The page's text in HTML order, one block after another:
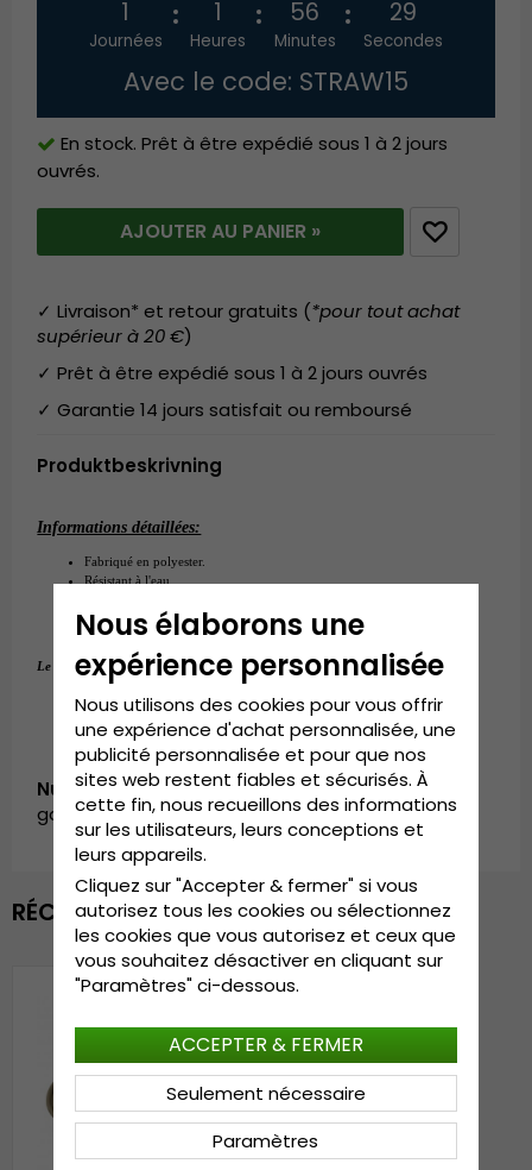
1
Journées
1
Heures
56
Minutes
28
Secondes
Avec le code: STRAW15
En stock. Prêt à être expédié sous 1 à 2 jours
ouvrés.
AJOUTER AU PANIER »
✓ Livraison* et retour gratuits (*pour tout achat
supérieur à 20 €)
✓ Prêt à être expédié sous 1 à 2 jours ouvrés
✓ Garantie 14 jours satisfait ou remboursé
Produktbeskrivning
Informations détaillées:
Fabriqué en polyester.
Résistant à l'eau.
Fabriqué en Chine.
Le guide des tailles: 55 cm - 59 cm (ONE SIZE)
Numéro d’article:
garda.SH0514113.3.jotun.green
RÉCEMMENT VU
Nous élaborons une
expérience personnalisée
Nous utilisons des cookies pour vous offrir
une expérience d'achat personnalisée, une
publicité personnalisée et pour que nos
sites web restent fiables et sécurisés. À
cette fin, nous recueillons des informations
sur les utilisateurs, leurs conceptions et
leurs appareils.
Cliquez sur "Accepter & fermer" si vous
autorisez tous les cookies ou sélectionnez
les cookies que vous autorisez et ceux que
vous souhaitez désactiver en cliquant sur
"Paramètres" ci-dessous.
Paramètres
Seulement nécessaire
ACCEPTER & FERMER